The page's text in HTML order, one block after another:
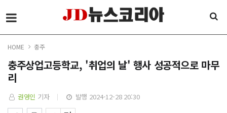
HOME 충주
충주상업고등학교, '취업의 날' 행사 성공적으로 마무
리
권영인 기자 발행 2024-12-28 20:30